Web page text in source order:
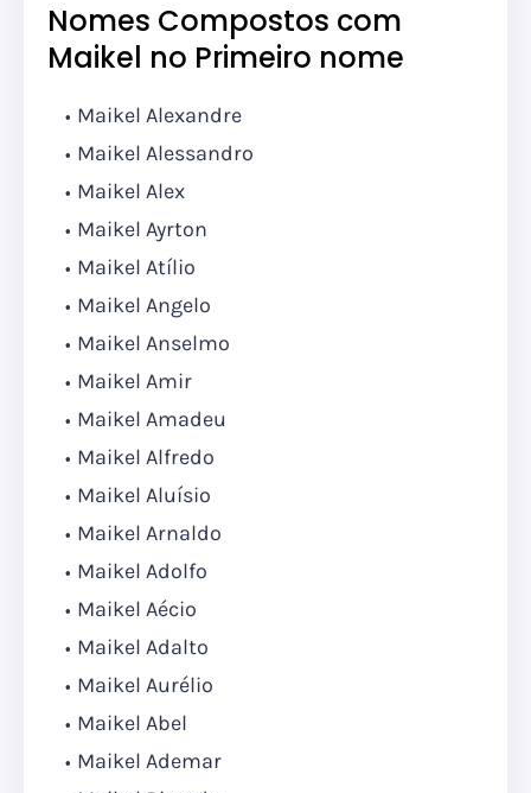
Nomes Compostos com
Maikel no Primeiro nome
Maikel Alexandre
Maikel Alessandro
Maikel Alex
Maikel Ayrton
Maikel Atílio
Maikel Angelo
Maikel Anselmo
Maikel Amir
Maikel Amadeu
Maikel Alfredo
Maikel Aluísio
Maikel Arnaldo
Maikel Adolfo
Maikel Aécio
Maikel Adalto
Maikel Aurélio
Maikel Abel
Maikel Ademar